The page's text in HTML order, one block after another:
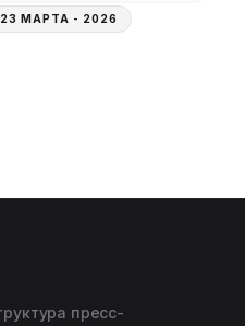
23 МАРТА - 2026
пресс-